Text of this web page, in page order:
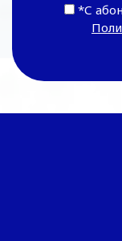
*С